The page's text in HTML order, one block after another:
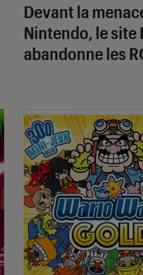
Devant la
Nintendo, le site
abandonne les